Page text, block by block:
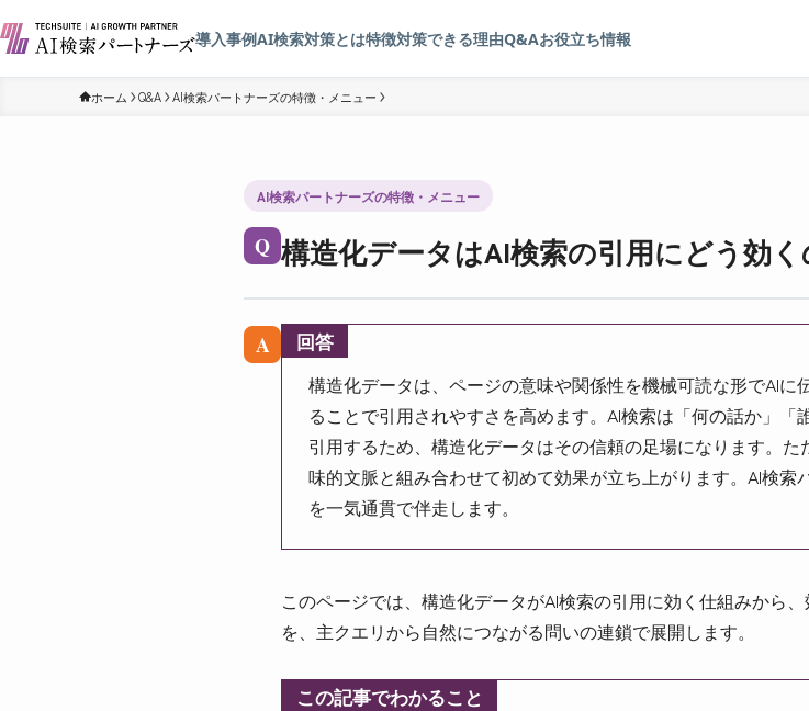
導入事例AI検索対策とは特徴対策できる理由Q&Aお役立ち情報
ホーム Q&A AI検索パートナーズの特徴・メニュー
AI検索パートナーズの特徴・メニュー
Q 構造化データはAI検索の引用にどう効く
A 回答
構造化データは、ページの意味や関係性を機械可読な形でAI
ることで引用されやすさを高めます。AI検索は「何の話か」
引用するため、構造化データはその信頼の足場になります。
味的文脈と組み合わせて初めて効果が立ち上がります。AI検
を一気通貫で伴走します。
このページでは、構造化データがAI検索の引用に効く仕組みから
を、主クエリから自然につながる問いの連鎖で展開します。
この記事でわかること